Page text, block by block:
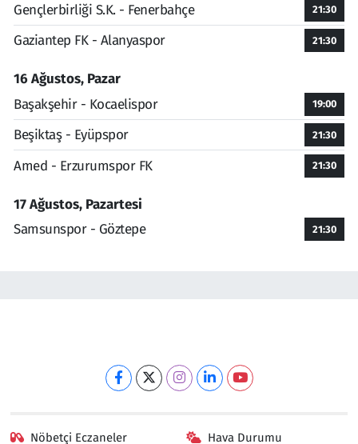
Gençlerbirliği S.K. - Fenerbahçe 21:30
Gaziantep FK - Alanyaspor 21:30
16 Ağustos, Pazar
Başakşehir - Kocaelispor
19:00
Beşiktaş - Eyüpspor 21:30
Amed - Erzurumspor FK 21:30
17 Ağustos, Pazartesi
Samsunspor - Göztepe
21:30
Nöbetçi Eczaneler Hava Durumu